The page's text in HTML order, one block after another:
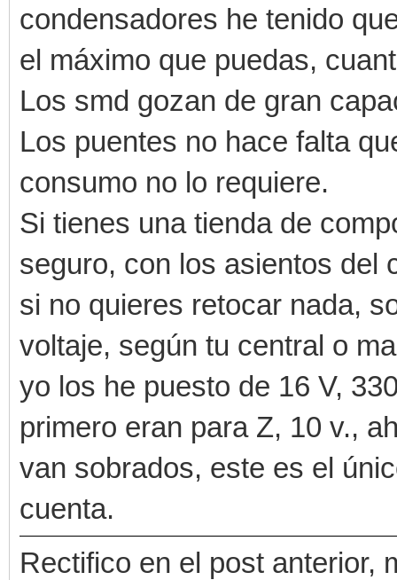
condensadores he tenido
el máximo que puedas,
Los smd gozan de gran
Los puentes no hace falta
consumo no lo requiere.
Si tienes una tienda de
seguro, con los asientos del
si no quieres retocar nada,
voltaje, según tu central o
yo los he puesto de 16 V,
primero eran para Z, 10 v.,
van sobrados, este es el
cuenta.
Rectifico en el post anterior,